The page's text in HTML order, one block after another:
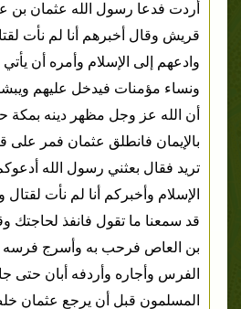
أردت فدعا رسول الله عثمان بن
قريش وقال أخبرهم أنا لم نأت
وادعهم إلى الإسلام وأمره أن
ونساء مؤمنات فيدخل عليهم
أن الله عز وجل مظهر دينه بمكة
بالإيمان فانطلق عثمان فمر على
تريد فقال بعثني رسول الله
الإسلام وأخبركم أنا لم نأت لقتال
قد سمعنا ما تقول فانفذ لحاجتك
بن العاص فرحب به وأسرج
الفرس وأجاره وأردفه أبان حتى
المسلمون قبل أن يرجع عثمان